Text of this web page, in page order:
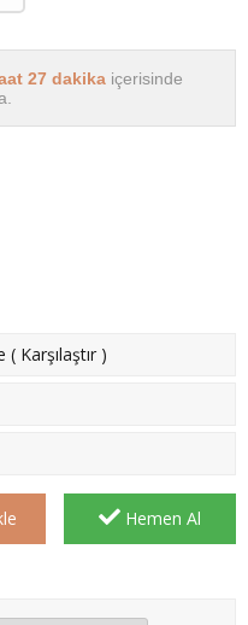
27 dakika içerisinde
( Karşılaştır )
Hemen Al